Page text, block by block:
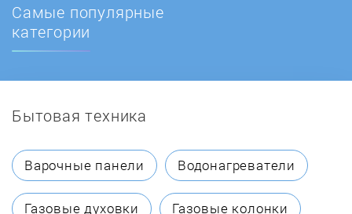
Beko
Beltratto
Самые популярные
категории
Бытовая техника
Варочные панели Водонагреватели
Газовые духовки Газовые колонки